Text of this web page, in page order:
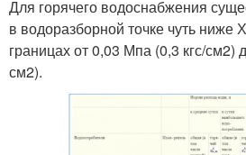
Для горячего водоснабжения
в водоразборной точке чуть ниже
границах от 0,03 Мпа (0,3 кгс/см2)
см2).